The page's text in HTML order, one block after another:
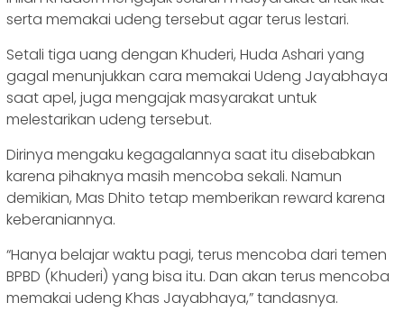
serta memakai udeng tersebut agar terus lestari.
Setali tiga uang dengan Khuderi, Huda Ashari yang
gagal menunjukkan cara memakai Udeng Jayabhaya
saat apel, juga mengajak masyarakat untuk
melestarikan udeng tersebut.
Dirinya mengaku kegagalannya saat itu disebabkan
karena pihaknya masih mencoba sekali. Namun
demikian, Mas Dhito tetap memberikan reward karena
keberaniannya.
“Hanya belajar waktu pagi, terus mencoba dari temen
BPBD (Khuderi) yang bisa itu. Dan akan terus mencoba
memakai udeng Khas Jayabhaya,” tandasnya.